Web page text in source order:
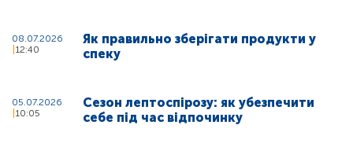
08.07.2026
12:40
Як правильно зберігати продукти у
спеку
05.07.2026
10:05
Сезон лептоспірозу: як убезпечити
себе під час відпочинку